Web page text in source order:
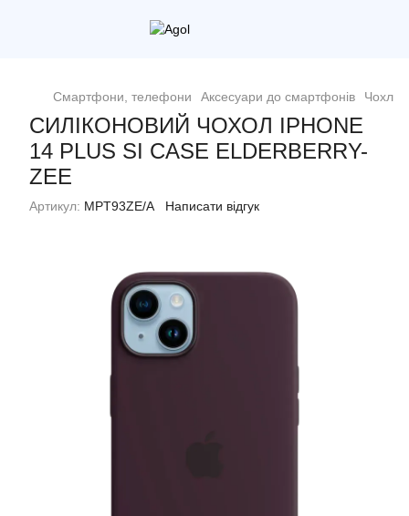
Смартфони, телефони Аксесуари до смартфонів Чохли
СИЛІКОНОВИЙ ЧОХОЛ IPHONE
14 PLUS SI CASE ELDERBERRY-
ZEE
Артикул: MPT93ZE/A Написати відгук